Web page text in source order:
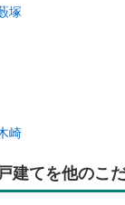
塚
崎
建てを他のこ